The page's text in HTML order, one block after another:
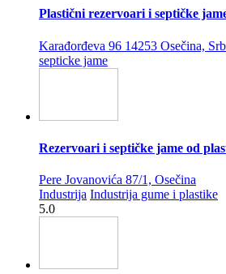
Plastični rezervoari i septičke
Karađorđeva 96 14253 Osečina,
septicke jame
Rezervoari i septičke jame od
Pere Jovanovića 87/1, Osečina
Industrija Industrija gume i plastike
5.0